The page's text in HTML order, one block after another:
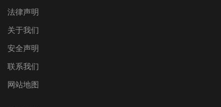
法律声明
关于我们
安全声明
联系我们
网站地图